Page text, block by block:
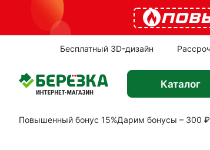
Бесплатный 3D-дизайн
Каталог
Повышенный бонус 15%Дарим бонусы – 300 ₽